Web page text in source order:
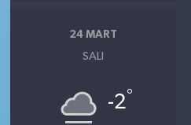
24 MART
SALI
-2°